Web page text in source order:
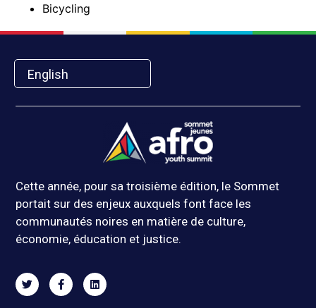
Bicycling
English
Cette année, pour sa troisième édition, le Sommet
portait sur des enjeux auxquels font face les
communautés noires en matière de culture,
économie, éducation et justice.